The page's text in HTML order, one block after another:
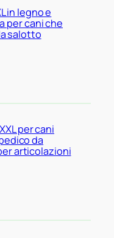
in legno e
per cani che
salotto
per cani
da
articolazioni